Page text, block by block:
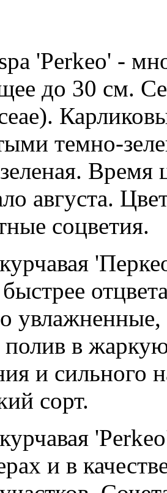
'Perkeo' -
до 30 см.
темно-
Время
августа.
соцветия.
в
и сильного
сорт.
и в